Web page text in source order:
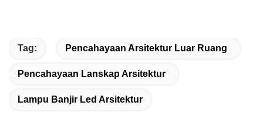
Tag: Pencahayaan Arsitektur Luar Ruang
Pencahayaan Lanskap Arsitektur
Lampu Banjir Led Arsitektur